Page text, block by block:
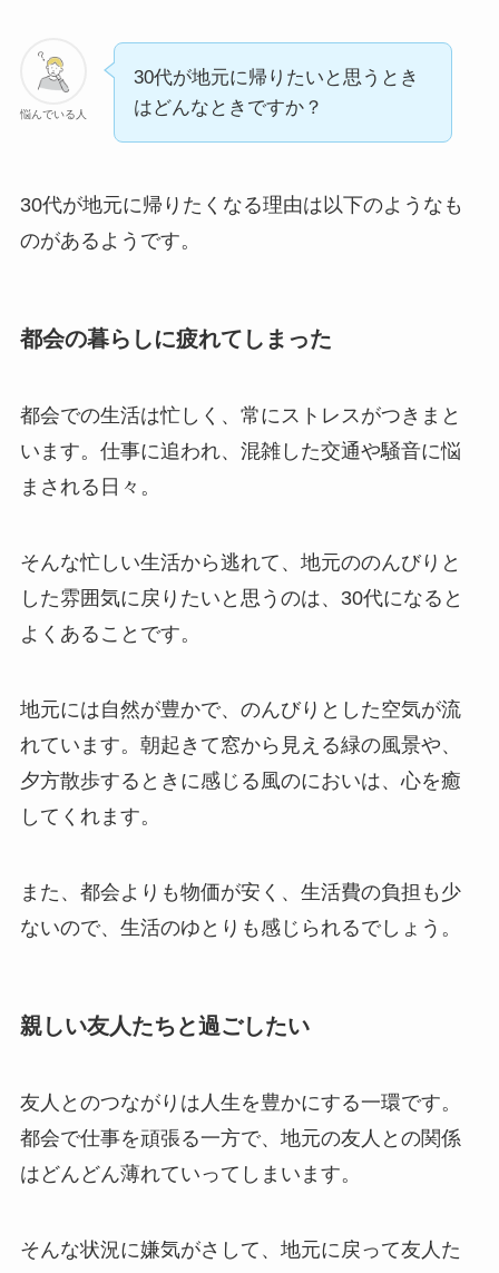
悩んでいる人
30代が地元に帰りたいと思うとき
はどんなときですか？
30代が地元に帰りたくなる理由は以下のようなも
のがあるようです。
都会の暮らしに疲れてしまった
都会での生活は忙しく、常にストレスがつきまと
います。仕事に追われ、混雑した交通や騒音に悩
まされる日々。
そんな忙しい生活から逃れて、地元ののんびりと
した雰囲気に戻りたいと思うのは、30代になると
よくあることです。
地元には自然が豊かで、のんびりとした空気が流
れています。朝起きて窓から見える緑の風景や、
夕方散歩するときに感じる風のにおいは、心を癒
してくれます。
また、都会よりも物価が安く、生活費の負担も少
ないので、生活のゆとりも感じられるでしょう。
親しい友人たちと過ごしたい
友人とのつながりは人生を豊かにする一環です。
都会で仕事を頑張る一方で、地元の友人との関係
はどんどん薄れていってしまいます。
そんな状況に嫌気がさして、地元に戻って友人た